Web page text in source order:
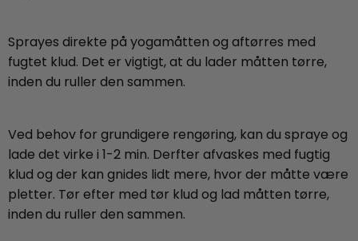
Sprayes direkte på yogamåtten og aftørres med
fugtet klud. Det er vigtigt, at du lader måtten tørre,
inden du ruller den sammen.
Ved behov for grundigere rengøring, kan du spraye og
lade det virke i 1-2 min. Derfter afvaskes med fugtig
klud og der kan gnides lidt mere, hvor der måtte være
pletter. Tør efter med tør klud og lad måtten tørre,
inden du ruller den sammen.